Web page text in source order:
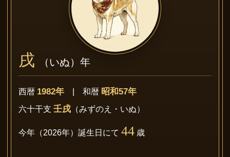
戌 （いぬ）年
西暦 1982年 | 和暦 昭和57年
六十干支 壬戌 （みずのえ・いぬ）
今年（2026年）誕生日にて 44 歳